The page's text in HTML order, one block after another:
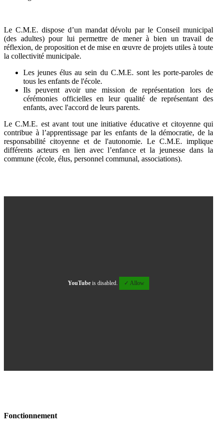
Le C.M.E. dispose d’un mandat dévolu par le Conseil municipal
(des adultes) pour lui permettre de mener à bien un travail de
réflexion, de proposition et de mise en œuvre de projets utiles à toute
la collectivité municipale.
Les jeunes élus au sein du C.M.E. sont les porte-paroles de
tous les enfants de l'école.
Ils peuvent avoir une mission de représentation lors de
cérémonies officielles en leur qualité de représentant des
enfants, avec l'accord de leurs parents.
Le C.M.E. est avant tout une initiative éducative et citoyenne qui
contribue à l’apprentissage par les enfants de la démocratie, de la
responsabilité citoyenne et de l'autonomie. Le C.M.E. implique
différents acteurs en lien avec l’enfance et la jeunesse dans la
commune (école, élus, personnel communal, associations).
YouTube is disabled. ✓ Allow
Fonctionnement